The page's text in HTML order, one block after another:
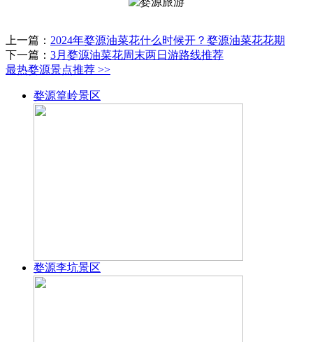
上一篇： 2024年婺源油菜花什么时候开？婺源油菜花花期
下一篇： 3月婺源油菜花周末两日游路线推荐
最热婺源景点推荐 >>
婺源篁岭景区
婺源李坑景区